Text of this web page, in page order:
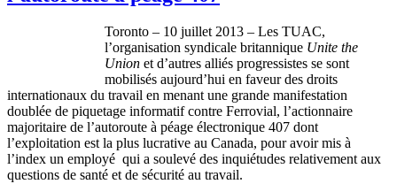
Toronto – 10 juillet 2013 – Les TUAC,
l’organisation syndicale britannique Unite the
Union et d’autres alliés progressistes se sont
mobilisés aujourd’hui en faveur des droits
internationaux du travail en menant une grande manifestation
doublée de piquetage informatif contre Ferrovial, l’actionnaire
majoritaire de l’autoroute à péage électronique 407 dont
l’exploitation est la plus lucrative au Canada, pour avoir mis à
l’index un employé qui a soulevé des inquiétudes relativement aux
questions de santé et de sécurité au travail.